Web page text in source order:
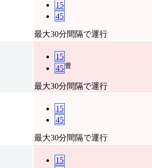
15
45
最大30分間隔で運行
15
45 豊
最大30分間隔で運行
15
45
最大30分間隔で運行
15